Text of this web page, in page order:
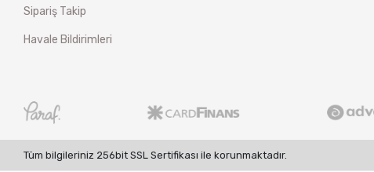
Sipariş Takip
Havale Bildirimleri
Tüm bilgileriniz 256bit SSL Sertifikası ile korunmaktadır.